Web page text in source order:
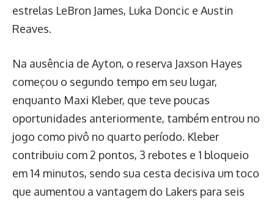
estrelas LeBron James, Luka Doncic e Austin
Reaves.
Na ausência de Ayton, o reserva Jaxson Hayes
começou o segundo tempo em seu lugar,
enquanto Maxi Kleber, que teve poucas
oportunidades anteriormente, também entrou no
jogo como pivô no quarto período. Kleber
contribuiu com 2 pontos, 3 rebotes e 1 bloqueio
em 14 minutos, sendo sua cesta decisiva um toco
que aumentou a vantagem do Lakers para seis